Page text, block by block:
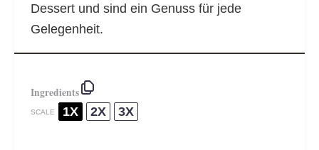
Dessert und sind ein Genuss für jede
Gelegenheit.
Ingredients
SCALE 1X 2X 3X